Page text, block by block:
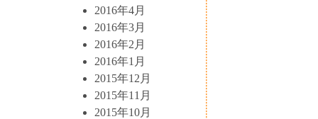
2016年4月
2016年3月
2016年2月
2016年1月
2015年12月
2015年11月
2015年10月